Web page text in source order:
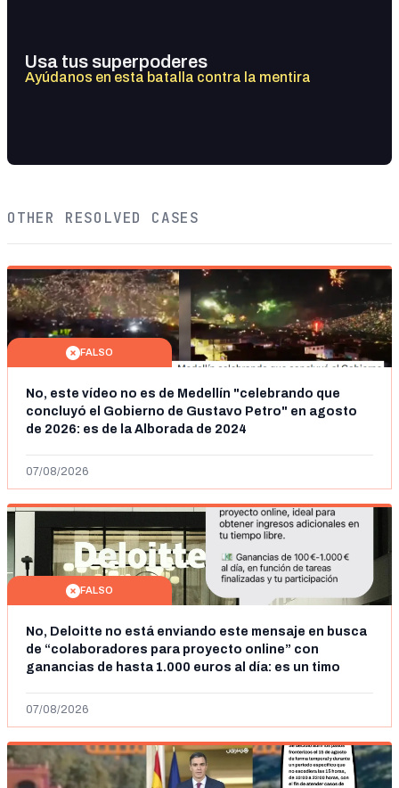
Usa tus superpoderes
Ayúdanos en esta batalla contra la mentira
OTHER RESOLVED CASES
FALSO
No, este vídeo no es de Medellín "celebrando que
concluyó el Gobierno de Gustavo Petro" en agosto
de 2026: es de la Alborada de 2024
07/08/2026
FALSO
No, Deloitte no está enviando este mensaje en busca
de “colaboradores para proyecto online” con
ganancias de hasta 1.000 euros al día: es un timo
07/08/2026